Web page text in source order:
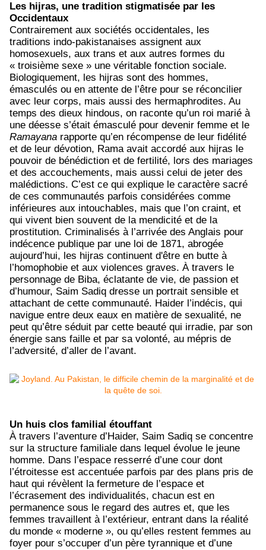
Les hijras, une tradition stigmatisée par les
Occidentaux
Contrairement aux sociétés occidentales, les
traditions indo-pakistanaises assignent aux
homosexuels, aux trans et aux autres formes du
« troisième sexe » une véritable fonction sociale.
Biologiquement, les hijras sont des hommes,
émasculés ou en attente de l’être pour se réconcilier
avec leur corps, mais aussi des hermaphrodites. Au
temps des dieux hindous, on raconte qu’un roi marié à
une déesse s’était émasculé pour devenir femme et le
Ramayana rapporte qu’en récompense de leur fidélité
et de leur dévotion, Rama avait accordé aux hijras le
pouvoir de bénédiction et de fertilité, lors des mariages
et des accouchements, mais aussi celui de jeter des
malédictions. C’est ce qui explique le caractère sacré
de ces communautés parfois considérées comme
inférieures aux intouchables, mais que l’on craint, et
qui vivent bien souvent de la mendicité et de la
prostitution. Criminalisés à l’arrivée des Anglais pour
indécence publique par une loi de 1871, abrogée
aujourd’hui, les hijras continuent d'être en butte à
l’homophobie et aux violences graves. À travers le
personnage de Biba, éclatante de vie, de passion et
d’humour, Saim Sadiq dresse un portrait sensible et
attachant de cette communauté. Haider l’indécis, qui
navigue entre deux eaux en matière de sexualité, ne
peut qu’être séduit par cette beauté qui irradie, par son
énergie sans faille et par sa volonté, au mépris de
l’adversité, d’aller de l’avant.
Un huis clos familial étouffant
À travers l’aventure d’Haider, Saim Sadiq se concentre
sur la structure familiale dans lequel évolue le jeune
homme. Dans l’espace resserré d’une cour dont
l’étroitesse est accentuée parfois par des plans pris de
haut qui révèlent la fermeture de l’espace et
l’écrasement des individualités, chacun est en
permanence sous le regard des autres et, que les
femmes travaillent à l’extérieur, entrant dans la réalité
du monde « moderne », ou qu’elles restent femmes au
foyer pour s’occuper d’un père tyrannique et d’une